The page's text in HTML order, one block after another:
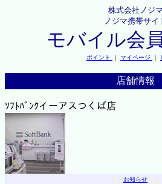
株式会社ノジマ
ノジマ携帯サイ
モバイル会
ポイント ｜ マイページ ｜
店舗情報
ｿﾌﾄﾊﾞﾝｸイーアスつくば店
お知らせ